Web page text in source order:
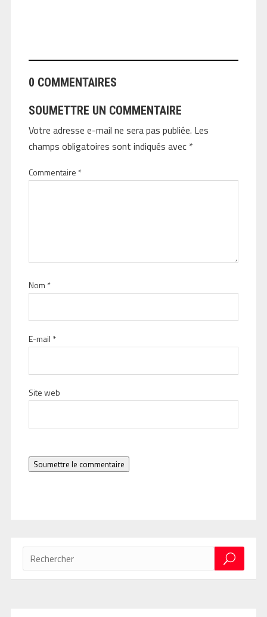
0 COMMENTAIRES
SOUMETTRE UN COMMENTAIRE
Votre adresse e-mail ne sera pas publiée. Les
champs obligatoires sont indiqués avec *
Commentaire *
Nom *
E-mail *
Site web
Soumettre le commentaire